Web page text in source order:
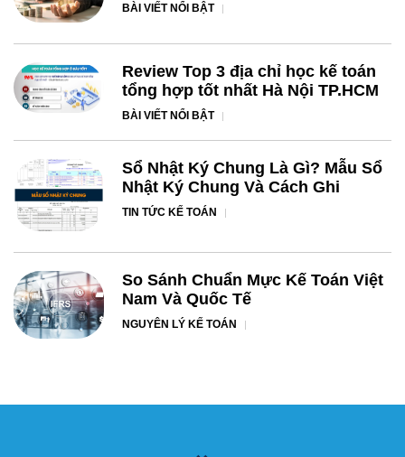
BÀI VIẾT NỔI BẬT
Review Top 3 địa chỉ học kế toán
tổng hợp tốt nhất Hà Nội TP.HCM
BÀI VIẾT NỔI BẬT
Sổ Nhật Ký Chung Là Gì? Mẫu Sổ
Nhật Ký Chung Và Cách Ghi
TIN TỨC KẾ TOÁN
So Sánh Chuẩn Mực Kế Toán Việt
Nam Và Quốc Tế
NGUYÊN LÝ KẾ TOÁN